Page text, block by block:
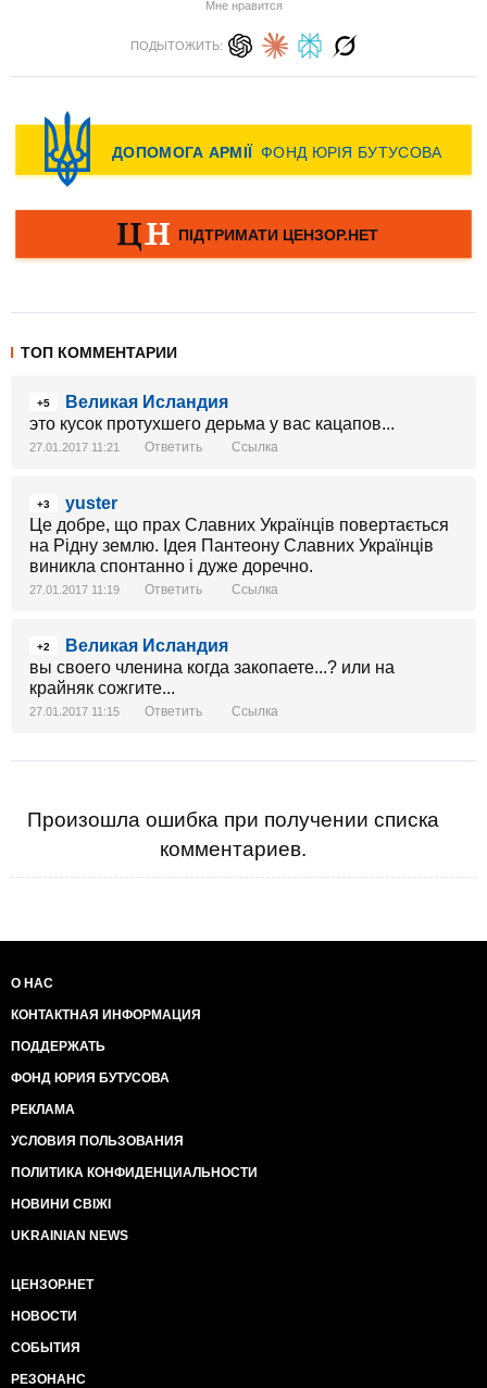
Мне нравится
ПОДЫТОЖИТЬ:
ТОП КОММЕНТАРИИ
+5
Великая Исландия
это кусок протухшего дерьма у вас кацапов...
27.01.2017 11:21 Ответить Ссылка
+3
yuster
Це добре, що прах Славних Українців повертається
на Рідну землю. Ідея Пантеону Славних Українців
виникла спонтанно і дуже доречно.
27.01.2017 11:19 Ответить Ссылка
+2
Великая Исландия
вы своего членина когда закопаете...? или на
крайняк сожгите...
27.01.2017 11:15 Ответить Ссылка
Произошла ошибка при получении списка
комментариев.
О НАС
КОНТАКТНАЯ ИНФОРМАЦИЯ
ПОДДЕРЖАТЬ
ФОНД ЮРИЯ БУТУСОВА
РЕКЛАМА
УСЛОВИЯ ПОЛЬЗОВАНИЯ
ПОЛИТИКА КОНФИДЕНЦИАЛЬНОСТИ
НОВИНИ СВІЖІ
UKRAINIAN NEWS
ЦЕНЗОР.НЕТ
НОВОСТИ
СОБЫТИЯ
РЕЗОНАНС